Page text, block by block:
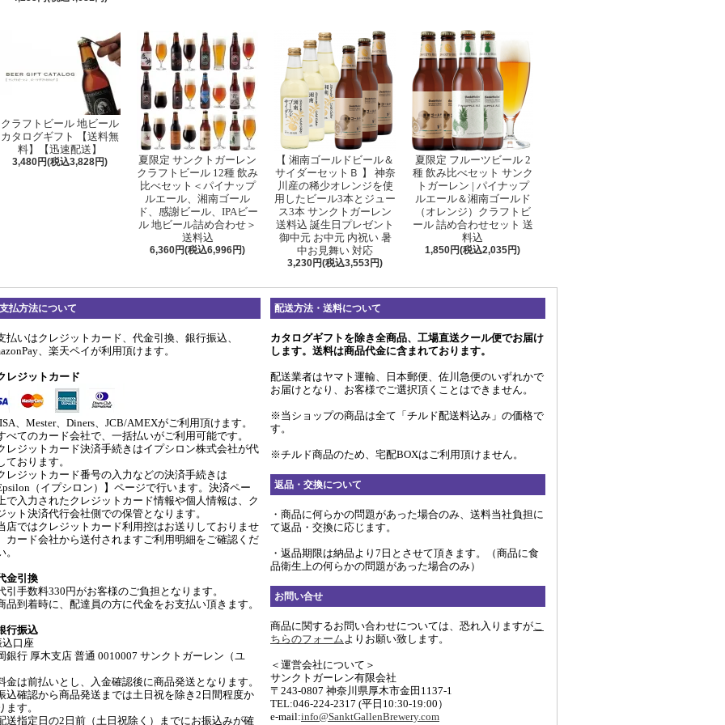
クラフトビール 地ビール
カタログギフト 【送料無
料】【迅速配送】
3,480円(税込3,828円)
夏限定 サンクトガーレン
クラフトビール 12種 飲み
比べセット＜パイナップ
ルエール、湘南ゴール
ド、感謝ビール、IPAビー
ル 地ビール詰め合わせ＞
送料込
6,360円(税込6,996円)
【 湘南ゴールドビール＆
サイダーセットＢ 】 神奈
川産の稀少オレンジを使
用したビール3本とジュー
ス3本 サンクトガーレン
送料込 誕生日プレゼント
御中元 お中元 内祝い 暑
中お見舞い 対応
3,230円(税込3,553円)
夏限定 フルーツビール 2
種 飲み比べセット サンク
トガーレン | パイナップ
ルエール＆湘南ゴールド
（オレンジ）クラフトビ
ール 詰め合わせセット 送
料込
1,850円(税込2,035円)
払方法について
払いはクレジットカード、代金引換、銀行振込、
、楽天ペイが利用頂けます。
レジットカード
、Mester、Diners、JCB/AMEXがご利用頂けます。
べてのカード会社で、一括払いがご利用可能です。
レジットカード決済手続きはイプシロン株式会社が代
ております。
レジットカード番号の入力などの決済手続きは
（イプシロン）】ページで行います。決済ペー
で入力されたクレジットカード情報や個人情報は、ク
ット決済代行会社側での保管となります。
店ではクレジットカード利用控はお送りしておりませ
カード会社から送付されますご利用明細をご確認くだ
。
金引換
引手数料330円がお客様のご負担となります。
品到着時に、配達員の方に代金をお支払い頂きます。
行振込
口座
銀行 厚木支店 普通 0010007 サンクトガーレン（ユ
金は前払いとし、入金確認後に商品発送となります。
込確認から商品発送までは土日祝を除き2日間程度か
ます。
送指定日の2日前（土日祝除く）までにお振込みが確
配送方法・送料について
カタログギフトを除き全商品、工場直送クール便でお届け
します。送料は商品代金に含まれております。
配送業者はヤマト運輸、日本郵便、佐川急便のいずれかで
お届けとなり、お客様でご選択頂くことはできません。
※当ショップの商品は全て「チルド配送料込み」の価格で
す。
※チルド商品のため、宅配BOXはご利用頂けません。
返品・交換について
・商品に何らかの問題があった場合のみ、送料当社負担に
て返品・交換に応じます。
・返品期限は納品より7日とさせて頂きます。（商品に食
品衛生上の何らかの問題があった場合のみ）
お問い合せ
商品に関するお問い合わせについては、恐れ入りますがこ
ちらのフォームよりお願い致します。
＜運営会社について＞
サンクトガーレン有限会社
〒243-0807 神奈川県厚木市金田1137-1
TEL:046-224-2317 (平日10:30-19:00）
e-mail:info@SanktGallenBrewery.com